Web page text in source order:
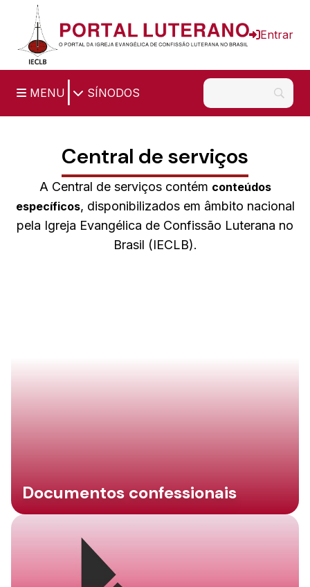
Ir para o conteúdo principal
Entrar
MENU SÍNODOS
Central de serviços
A Central de serviços contém conteúdos
específicos, disponibilizados em âmbito nacional
pela Igreja Evangélica de Confissão Luterana no
Brasil (IECLB).
Documentos confessionais